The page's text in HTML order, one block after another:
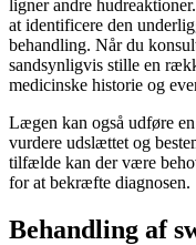
ligner andre
at identificere den
behandling. Når du
sandsynligvis stille en
medicinske historie og
Lægen kan også udføre
vurdere udslættet og
tilfælde kan der være
for at bekræfte diagnosen.
Behandling af